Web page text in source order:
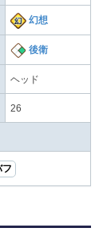
幻想
後衛
ヘッド
26
フ